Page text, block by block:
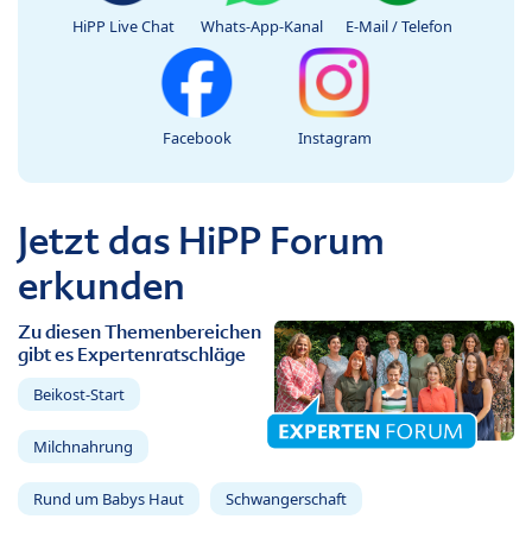
HiPP Live Chat Whats-App-Kanal E-Mail / Telefon
Facebook Instagram
Jetzt das HiPP Forum
erkunden
Zu diesen Themenbereichen
gibt es Expertenratschläge
Beikost-Start
Milchnahrung
Rund um Babys Haut Schwangerschaft